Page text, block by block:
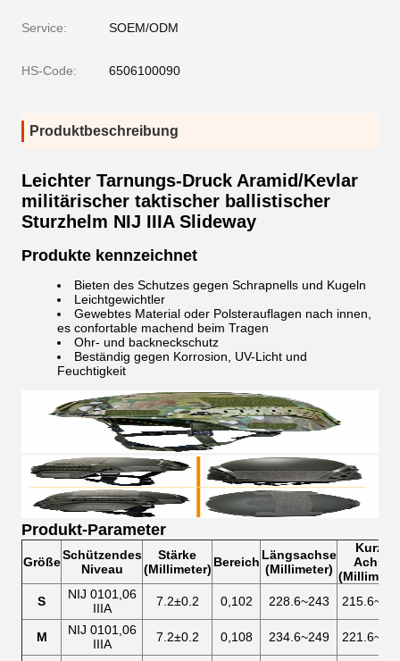
Service: SOEM/ODM
HS-Code: 6506100090
Produktbeschreibung
Leichter Tarnungs-Druck Aramid/Kevlar
militärischer taktischer ballistischer
Sturzhelm NIJ IIIA Slideway
Produkte kennzeichnet
Bieten des Schutzes gegen Schrapnells und Kugeln
Leichtgewichtler
Gewebtes Material oder Polsterauflagen nach innen,
es confortable machend beim Tragen
Ohr- und backneckschutz
Beständig gegen Korrosion, UV-Licht und
Feuchtigkeit
Produkt-Parameter
GrößeSchützendes
Niveau
Stärke
(Millimeter) Bereich Längsachse
(Millimeter)
Kurze
Achse
S
NIJ 0101,06
IIIA
7.2±0.2 0,102 228.6~243
M
NIJ 0101,06
IIIA
7.2±0.2 0,108 234.6~249